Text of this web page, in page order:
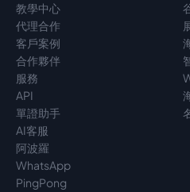
教學中心
代理合作
客戶案例
合作夥伴
服務
API
單證助手
AI客服
阿波羅
WhatsApp
PingPong